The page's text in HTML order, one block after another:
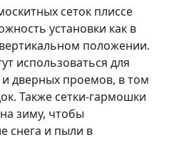
сеток плиссе
установки как в
положении.
использоваться для
и дверных проемов, в том
Также сетки-гармошки
зиму, чтобы
снега и пыли в